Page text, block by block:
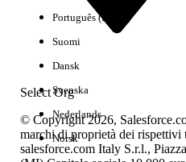
Nessun
Select Org
Português (Brasil)
Suomi
Dansk
Svenska
Nederlands
Norsk
© Copyright 2026,
marchi di proprietà dei rispettivi
salesforce.com Italy S.r.l.,